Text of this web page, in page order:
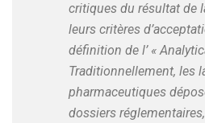
critiques du résultat de
leurs critères
définition de l’ «
Traditionnellement, les
pharmaceutiques
dossiers